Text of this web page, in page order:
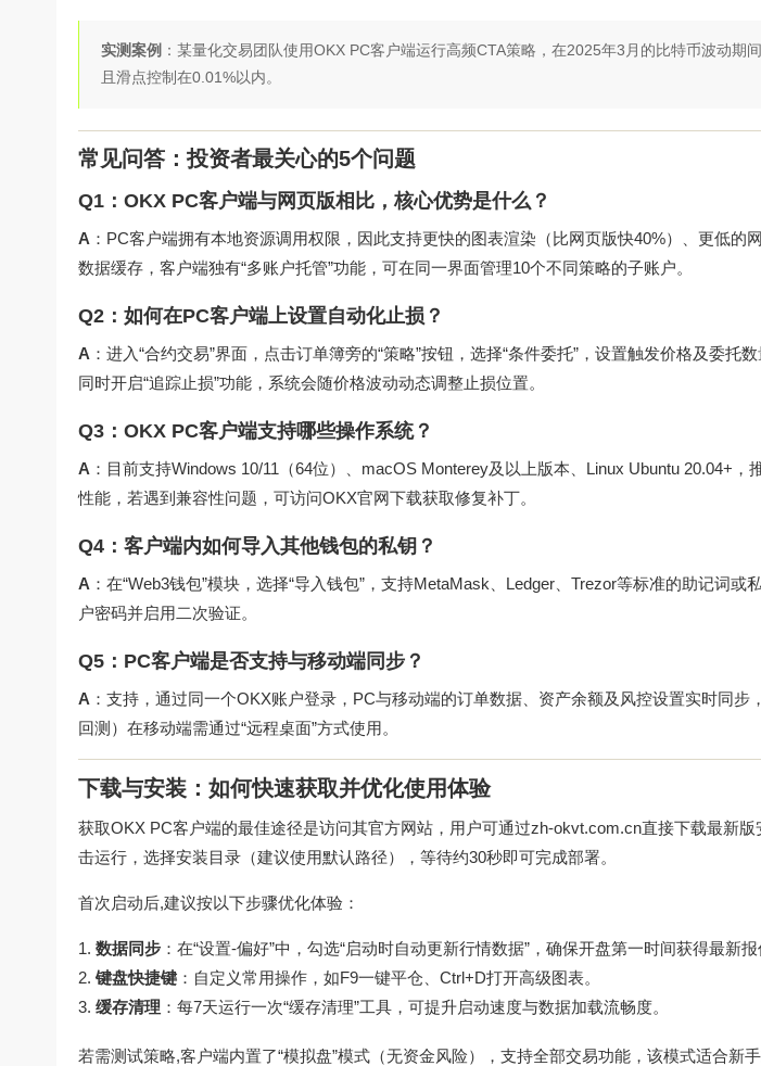
实测案例 ：某量化交易团队使用OKX PC客户端运行高频CTA策略，在2025年3月的比特币波动期
且滑点控制在0.01%以内。
常见问答：投资者最关心的5个问题
Q1：OKX PC客户端与网页版相比，核心优势是什么？
A ：PC客户端拥有本地资源调用权限，因此支持更快的图表渲染（比网页版快40%）、更低的
数据缓存，客户端独有“多账户托管”功能，可在同一界面管理10个不同策略的子账户。
Q2：如何在PC客户端上设置自动化止损？
A ：进入“合约交易”界面，点击订单簿旁的“策略”按钮，选择“条件委托”，设置触发价格及委托
同时开启“追踪止损”功能，系统会随价格波动动态调整止损位置。
Q3：OKX PC客户端支持哪些操作系统？
A ：目前支持Windows 10/11（64位）、macOS Monterey及以上版本、Linux Ubuntu 20.04+
性能，若遇到兼容性问题，可访问OKX官网下载获取修复补丁。
Q4：客户端内如何导入其他钱包的私钥？
A ：在“Web3钱包”模块，选择“导入钱包”，支持MetaMask、Ledger、Trezor等标准的助记词
户密码并启用二次验证。
Q5：PC客户端是否支持与移动端同步？
A ：支持，通过同一个OKX账户登录，PC与移动端的订单数据、资产余额及风控设置实时同步
回测）在移动端需通过“远程桌面”方式使用。
下载与安装：如何快速获取并优化使用体验
获取OKX PC客户端的最佳途径是访问其官方网站，用户可通过zh-okvt.com.cn直接下载最新版
击运行，选择安装目录（建议使用默认路径），等待约30秒即可完成部署。
首次启动后,建议按以下步骤优化体验：
数据同步 ：在“设置-偏好”中，勾选“启动时自动更新行情数据”，确保开盘第一时间获得最新报
键盘快捷键 ：自定义常用操作，如F9一键平仓、Ctrl+D打开高级图表。
缓存清理 ：每7天运行一次“缓存清理”工具，可提升启动速度与数据加载流畅度。
若需测试策略,客户端内置了“模拟盘”模式（无资金风险），支持全部交易功能，该模式适合新